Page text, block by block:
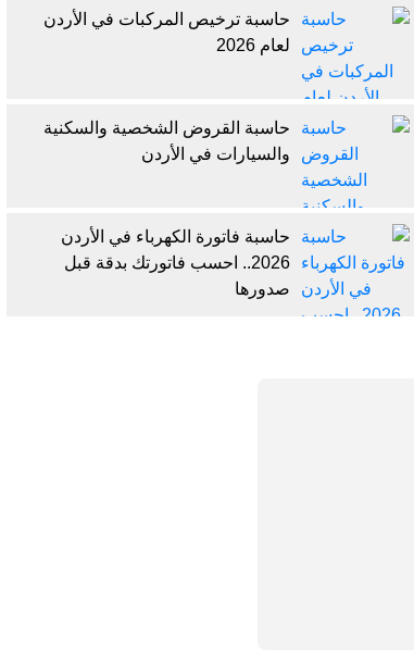
حاسبة ترخيص المركبات في الأردن
لعام 2026
حاسبة القروض الشخصية والسكنية
والسيارات في الأردن
حاسبة فاتورة الكهرباء في الأردن
2026.. احسب فاتورتك بدقة قبل
صدورها